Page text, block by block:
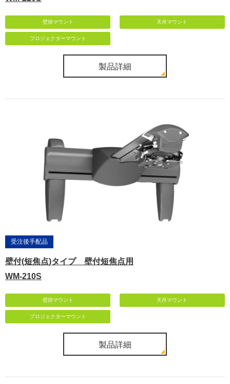
壁掛マウント 天吊マウント
プロジェクターマウント
製品詳細
受注後手配品
壁付(短焦点)タイプ 壁付短焦点用
WM-210S
壁掛マウント 天吊マウント
プロジェクターマウント
製品詳細